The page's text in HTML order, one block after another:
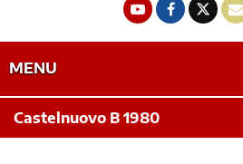
MENU
Castelnuovo B 1980